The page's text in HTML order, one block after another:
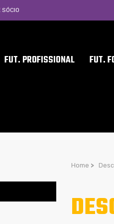
FUT. PROFISSIONAL FUT.
Home >